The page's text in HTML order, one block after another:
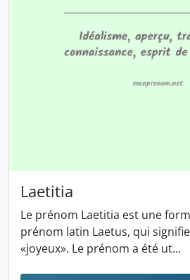
Laetitia
Le prénom Laetitia est une
prénom latin Laetus, qui
«joyeux». Le prénom a été ut...